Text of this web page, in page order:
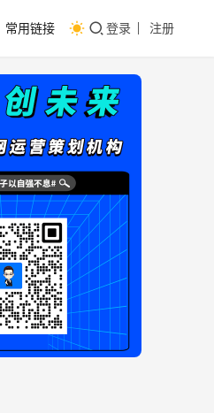
常用链接 登录 注册